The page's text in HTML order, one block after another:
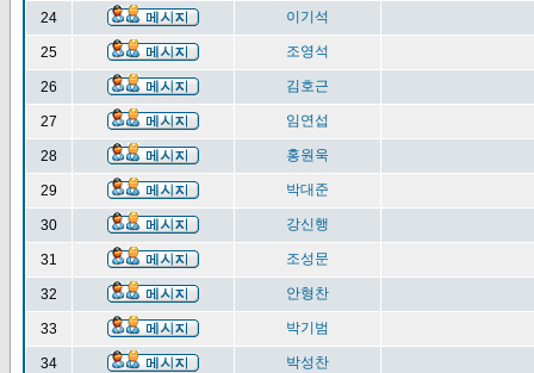
24 이기석
25 조영석
26 김호근
27 임연섭
28 홍원욱
29 박대준
30 강신행
31 조성문
32 안형찬
33 박기범
34 박성찬